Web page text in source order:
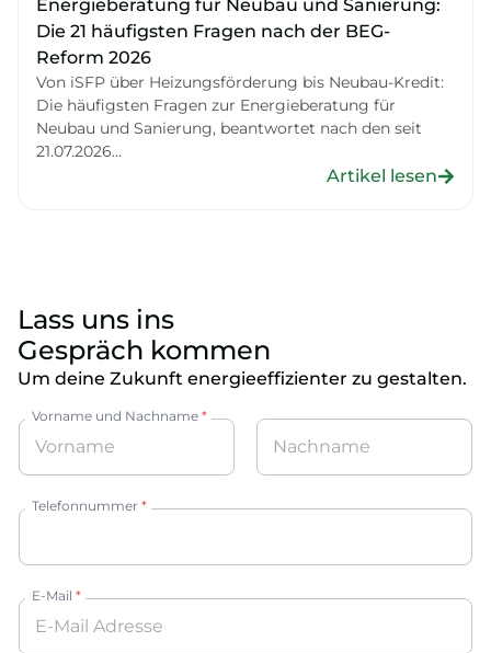
Energieberatung für Neubau und Sanierung:
Die 21 häufigsten Fragen nach der BEG-
Reform 2026
Von iSFP über Heizungsförderung bis Neubau-Kredit:
Die häufigsten Fragen zur Energieberatung für
Neubau und Sanierung, beantwortet nach den seit
21.07.2026...
Artikel lesen
Lass uns ins
Gespräch kommen
Um deine Zukunft energieeffizienter zu gestalten.
Vorname und Nachname *
Vorname
Nachname
Telefonnummer *
E-Mail *